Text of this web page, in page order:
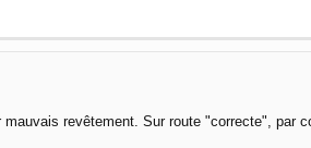
revêtement. Sur route "correcte", par